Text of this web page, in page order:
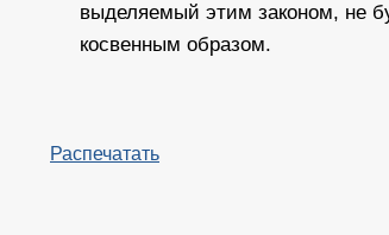
выделяемый этим законом, не
косвенным образом.
Распечатать